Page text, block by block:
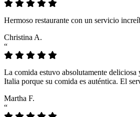
Hermoso restaurante con un servicio
Christina A.
“
La comida estuvo absolutamente
Italia porque su comida es auténtica. El
Martha F.
“